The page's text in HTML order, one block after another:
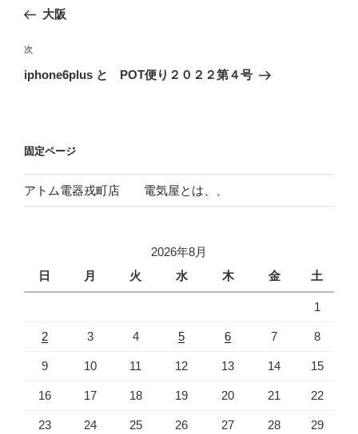
ナ
ビ
ゲ
ン
の
稿
大阪
次
の
次
iphone6plus と POT便り２０２２第４号
固定ページ
アトム電器戎町店 電気屋とは、、
2026年8月
日
月 火 水 木 金 土
1
2 3 4 5 6 7 8
9 10 11 12 13 14 15
16 17 18 19 20 21 22
23 24 25 26 27 28 29